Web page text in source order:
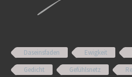
Daseinsfaden Ewigkeit
Gedicht
Gefühlsnetz